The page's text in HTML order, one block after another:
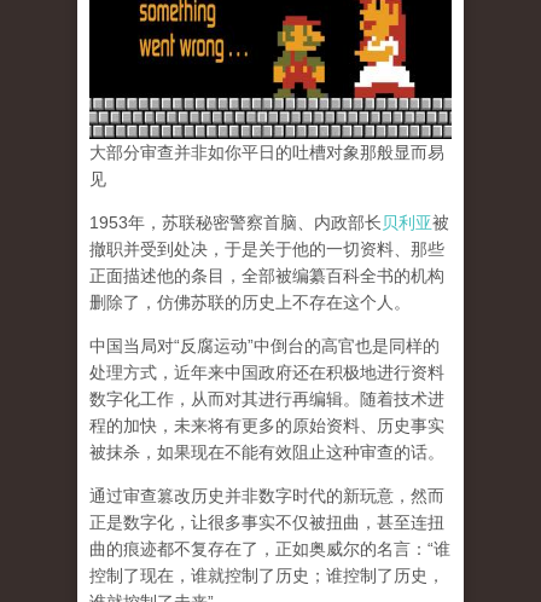
大部分审查并非如你平日的吐槽对象那般显而易
见
1953年，苏联秘密警察首脑、内政部长贝利亚被
撤职并受到处决，于是关于他的一切资料、那些
正面描述他的条目，全部被编纂百科全书的机构
删除了，仿佛苏联的历史上不存在这个人。
中国当局对“反腐运动”中倒台的高官也是同样的
处理方式，近年来中国政府还在积极地进行资料
数字化工作，从而对其进行再编辑。随着技术进
程的加快，未来将有更多的原始资料、历史事实
被抹杀，如果现在不能有效阻止这种审查的话。
通过审查篡改历史并非数字时代的新玩意，然而
正是数字化，让很多事实不仅被扭曲，甚至连扭
曲的痕迹都不复存在了，正如奥威尔的名言：“谁
控制了现在，谁就控制了历史；谁控制了历史，